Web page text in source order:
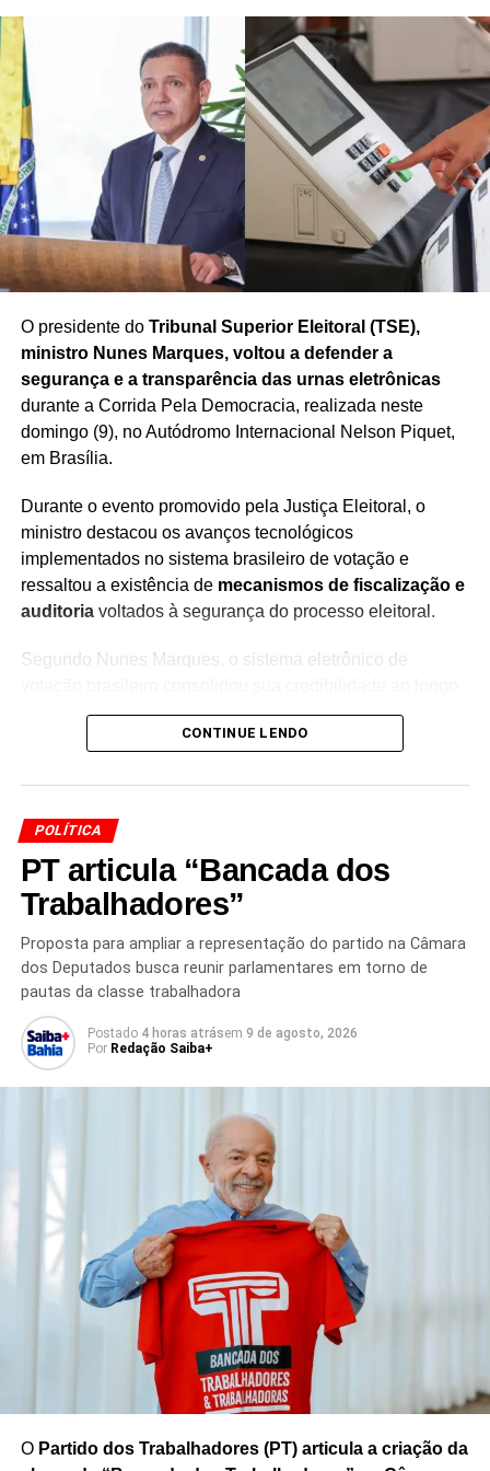
Redação Saiba+
TÓPICOS RELACIONADOS AMAZÔNIA
BRASIL VERDE
COMBATE AO DESMATAMENTO
COP30
ECONOMIA VERDE
FUNDO AMAZÔNIA
FUNDO DE FLORESTAS
GESTÃO AMBIENTAL
GOVERNO LULA
INVESTIMENTO SUSTENTÁVEL
MEIO AMBIENTE
MUDANÇAS CLIMÁTICAS
POLÍTICAS AMBIENTAIS
PRESERVAÇÃO AMBIENTAL
RECURSOS AMBIENTAIS
REFLORESTAMENTO
SUSTENTABILIDADE
TRANSIÇÃO ECOLÓGICA
PRÓXIMO
Jair Bolsonaro e seis réus no caso do 8 de
Janeiro
NÃO PERCA
Disputa sobre o Imposto de Renda expõe
impasse entre Senado e Câmara
O presidente do Tribunal Superior Eleitoral (TSE),
ministro Nunes Marques, voltou a defender a
segurança e a transparência das urnas eletrônicas
durante a Corrida Pela Democracia, realizada neste
domingo (9), no Autódromo Internacional Nelson Piquet,
em Brasília.
Durante o evento promovido pela Justiça Eleitoral, o
ministro destacou os avanços tecnológicos
implementados no sistema brasileiro de votação e
ressaltou a existência de mecanismos de fiscalização e
auditoriavoltados à segurança do processo eleitoral.
Segundo Nunes Marques, o sistema eletrônico de
dos anos por meio do aperfeiçoamento tecnológico e de
procedimentos destinados a garantir a confiabilidade das
a transparência do processo eleitoral são
fundamentais para preservar a participação dos
eleitores
. Na avaliação apresentada pelo ministro,
questionamentos que desacreditem o sistema de votação
podem afetar a confiança da população no processo
democrático.
A manifestação ocorreu em um evento que teve como
objetivo promover a importância da participação cidadã e
dos valores democráticos. A
de representantes da Justiça Eleitoral.
A defesa das urnas eletrônicas ocorre em meio aos
preparativos da Justiça Eleitoral para os próximos
processos eleitorais, com foco na manutenção dos
mecanismos de segurança, fiscalização e transparência
utilizados no sistema de votação brasileiro.
Redação Saiba+
CONTINUE LENDO
POLÍTICA
PT articula “Bancada dos
Trabalhadores”
Proposta para ampliar a representação do partido na Câmara
dos Deputados busca reunir parlamentares em torno de
pautas da classe trabalhadora
Postado 4 horas atrásem 9 de agosto, 2026
Por Redação Saiba+
O Partido dos Trabalhadores (PT) articula a criação da